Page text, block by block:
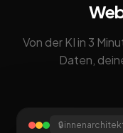
Von der KI in 3
Daten,
🔒